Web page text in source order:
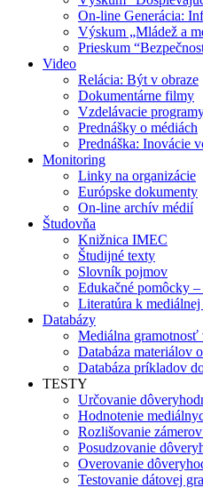
On-line Generácia:
Výskum „Mládež a
Prieskum
Video
Relácia: Být v obraze
Dokumentárne filmy
Vzdelávacie
Prednášky o médiách
Prednáška: Inovácie
Monitoring
Linky na organizácie
Európske dokumenty
On-line archív médií
Študovňa
Knižnica IMEC
Študijné texty
Slovník pojmov
Edukačné pomôcky –
Literatúra k
Databázy
Mediálna gramotnosť
Databáza materiálov
Databáza príkladov
TESTY
Určovanie
Hodnotenie
Rozlišovanie
Posudzovanie
Overovanie
Testovanie dátovej